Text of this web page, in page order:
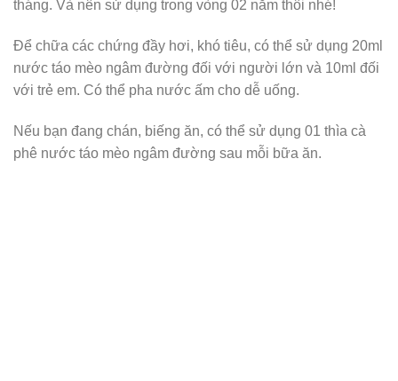
tháng. Và nên sử dụng trong vòng 02 năm thôi nhé!
Để chữa các chứng đầy hơi, khó tiêu, có thể sử dụng 20ml
nước táo mèo ngâm đường đối với người lớn và 10ml đối
với trẻ em. Có thể pha nước ấm cho dễ uống.
Nếu bạn đang chán, biếng ăn, có thể sử dụng 01 thìa cà
phê nước táo mèo ngâm đường sau mỗi bữa ăn.